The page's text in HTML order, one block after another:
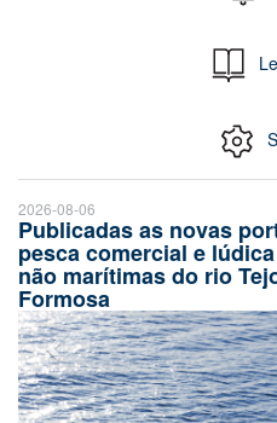
2026-08-06
Publicadas as novas
pesca comercial e
não marítimas do rio
Formosa